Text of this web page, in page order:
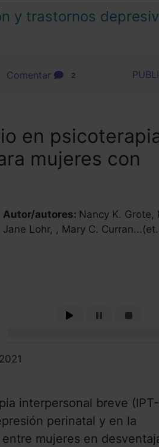
y trastornos
Comentar 2
en
mujeres con
Autor/autores: Nancy K. Grote,
Jane Lohr, , Mary C.
interpersonal breve
perinatal y en la
mujeres en